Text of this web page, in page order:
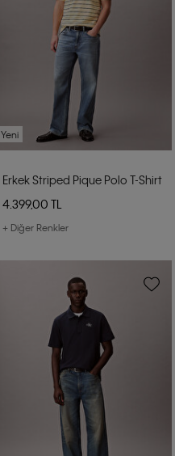
Yeni
Erkek Striped Pique Polo T-Shirt
4.399,00 TL
+ Diğer Renkler